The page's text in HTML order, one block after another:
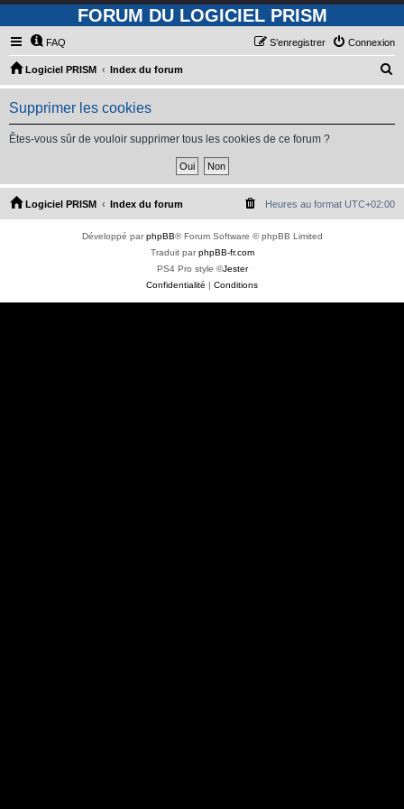
FORUM DU LOGICIEL PRISM
FAQ Connexion
S’enregistrer
Logiciel PRISM Index du forum
e
h
Supprimer les cookies
Êtes-vous sûr de vouloir supprimer tous les cookies de ce forum ?
Logiciel PRISM Index du forum Heures au format UTC+02:00
Développé parphpBB® Forum Software © phpBB Limited
Traduit parphpBB-fr.com
PS4 Pro style ©Jester
Confidentialité | Conditions